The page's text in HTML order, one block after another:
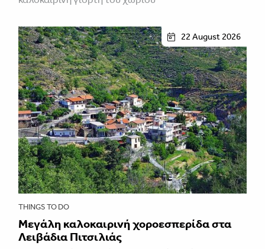
22 August 2026
THINGS TO DO
Μεγάλη καλοκαιρινή χοροεσπερίδα στα
Λειβάδια Πιτσιλιάς